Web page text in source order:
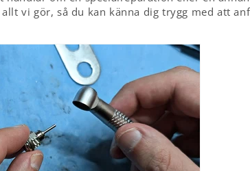
vi gör, så du kan känna dig trygg med att